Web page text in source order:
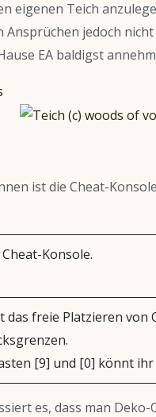
eigenen Teich
Ansprüchen jedoch
EA baldigst
ist die Cheat-
Konsole.
das freie Platzieren von
[9] und [0] könnt
es, dass man